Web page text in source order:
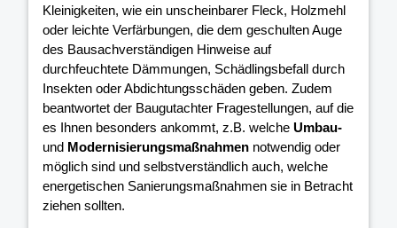
Kleinigkeiten, wie ein unscheinbarer Fleck, Holzmehl
oder leichte Verfärbungen, die dem geschulten Auge
des Bausachverständigen Hinweise auf
durchfeuchtete Dämmungen, Schädlingsbefall durch
Insekten oder Abdichtungsschäden geben. Zudem
beantwortet der Baugutachter Fragestellungen, auf die
es Ihnen besonders ankommt, z.B. welche Umbau-
und Modernisierungsmaßnahmen notwendig oder
möglich sind und selbstverständlich auch, welche
energetischen Sanierungsmaßnahmen sie in Betracht
ziehen sollten.